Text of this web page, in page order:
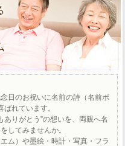
日のお祝いに名前の詩（名前ポ
れています。
ありがとう”の想いを、両親へ名
してみませんか。
ム）や墨絵・時計・写真・フラ